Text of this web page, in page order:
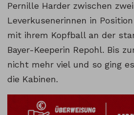
Pernille Harder zwischen zwei
Leverkusenerinnen in
mit ihrem Kopfball an der
Bayer-Keeperin Repohl. Bis
nicht mehr viel und so ging
die Kabinen.